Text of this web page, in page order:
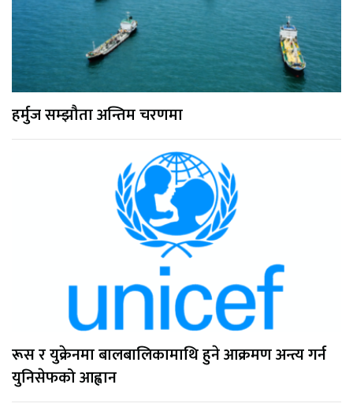
हर्मुज सम्झौता अन्तिम चरणमा
रूस र युक्रेनमा बालबालिकामाथि हुने आक्रमण अन्त्य गर्न
युनिसेफको आह्वान